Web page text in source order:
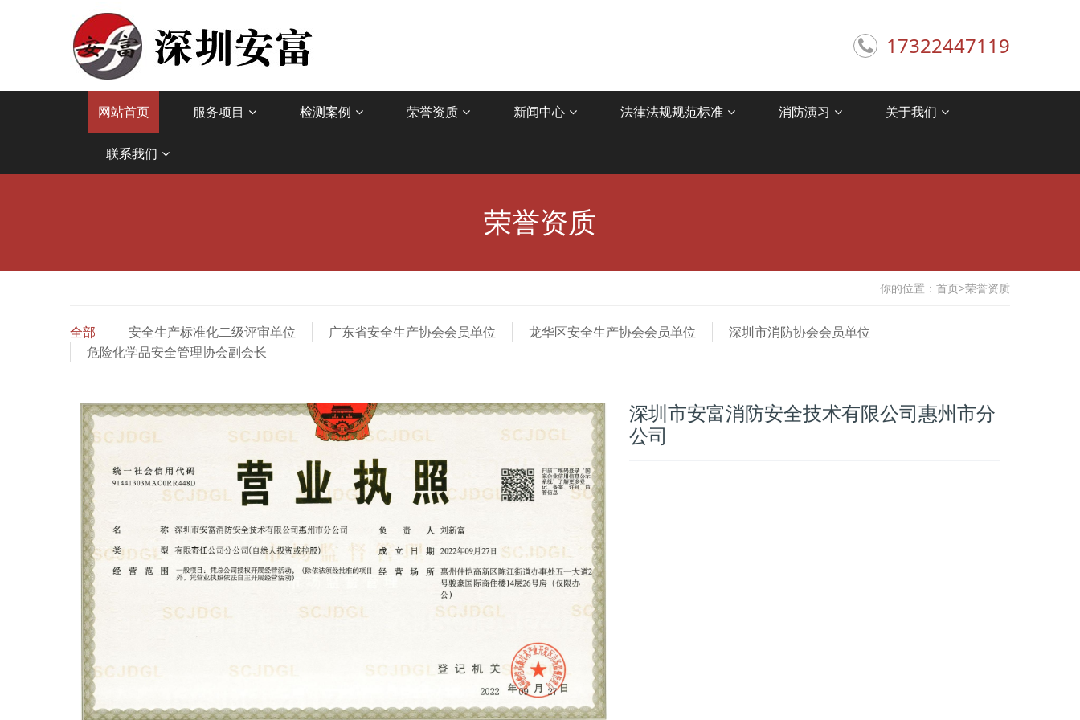
17322447119
网站首页 服务项目 检测案例 荣誉资质 新闻中心 法律法规规范标准 消防演习 关于我们
联系我们
荣誉资质
你的位置： 首页>荣誉资质
全部 安全生产标准化二级评审单位 广东省安全生产协会会员单位 龙华区安全生产协会会员单位
深圳市消防协会会员单位
危险化学品安全管理协会副会长
深圳市安富消防安全技术有限公司惠州市分
公司